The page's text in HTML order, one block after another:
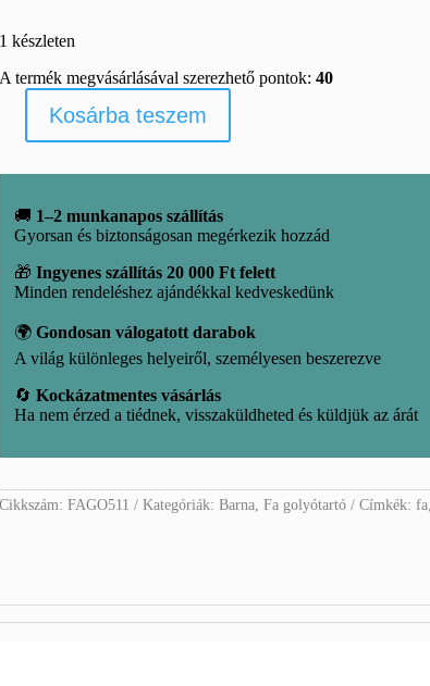
1 készleten
A termék megvásárlásával szerezhető pontok:40
golyótartó
Kosárba teszem
🚚 1–2 munkanapos szállítás
Gyorsan és biztonságosan megérkezik hozzád
🎁Ingyenes szállítás 20 000 Ft felett
Minden rendeléshez ajándékkal kedveskedünk
🌍Gondosan válogatott darabok
A világ különleges helyeiről, személyesen beszerezve
🔄Kockázatmentes vásárlás
Ha nem érzed a tiédnek, visszaküldheted és küldjük az árát
Cikkszám:FAGO511 Kategóriák:Barna,Fa golyótartó Címkék:fa